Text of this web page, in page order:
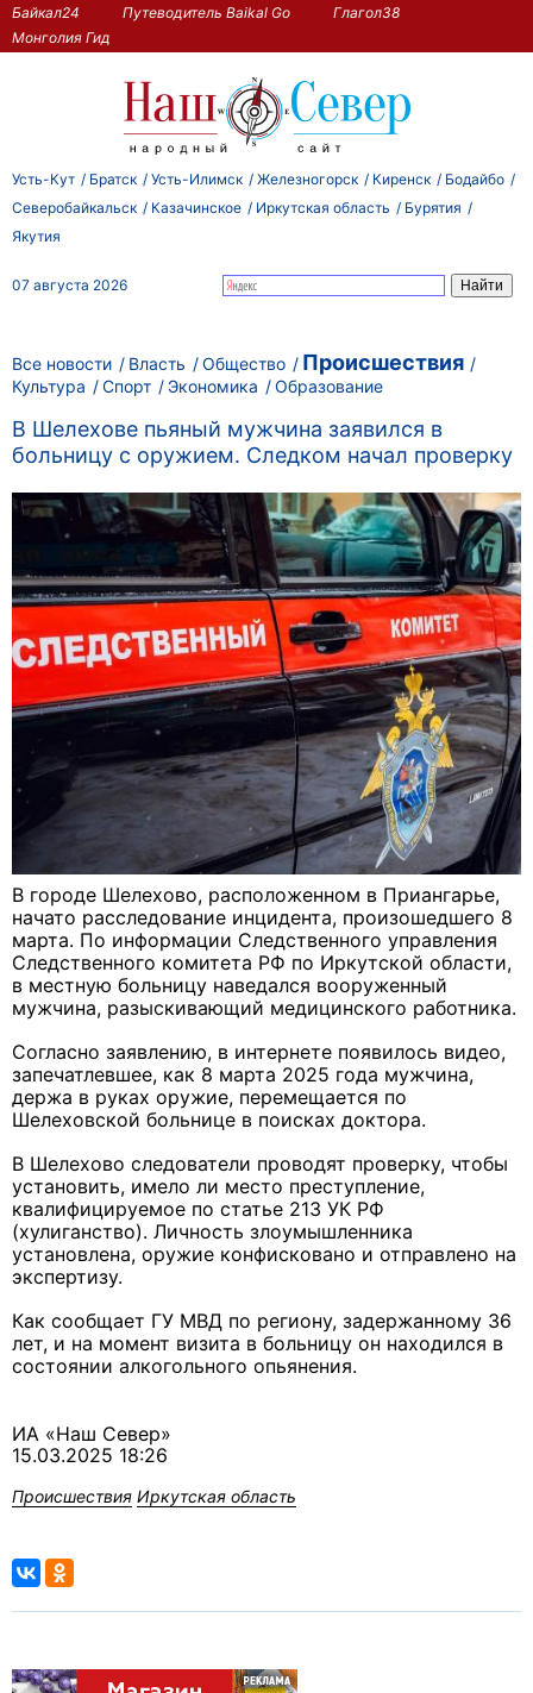
Байкал24 Путеводитель Baikal Go
Глагол38
Монголия Гид
Усть-Кут Братск Усть-Илимск Железногорск Киренск
Бодайбо
Северобайкальск
Казачинское Иркутская область
Бурятия
Якутия
07 августа 2026
Все новости Власть Общество Происшествия
Культура Спорт Экономика Образование
В Шелехове пьяный мужчина заявился в
больницу с оружием. Следком начал проверку
В городе Шелехово, расположенном в Приангарье,
начато расследование инцидента, произошедшего 8
марта. По информации Следственного управления
Следственного комитета РФ по Иркутской области,
в местную больницу наведался вооруженный
мужчина, разыскивающий медицинского работника.
Согласно заявлению, в интернете появилось видео,
запечатлевшее, как 8 марта 2025 года мужчина,
держа в руках оружие, перемещается по
Шелеховской больнице в поисках доктора.
В Шелехово следователи проводят проверку, чтобы
установить, имело ли место преступление,
квалифицируемое по статье 213 УК РФ
(хулиганство). Личность злоумышленника
установлена, оружие конфисковано и отправлено на
экспертизу.
Как сообщает ГУ МВД по региону, задержанному 36
лет, и на момент визита в больницу он находился в
состоянии алкогольного опьянения.
ИА «Наш Север»
15.03.2025 18:26
Происшествия Иркутская область